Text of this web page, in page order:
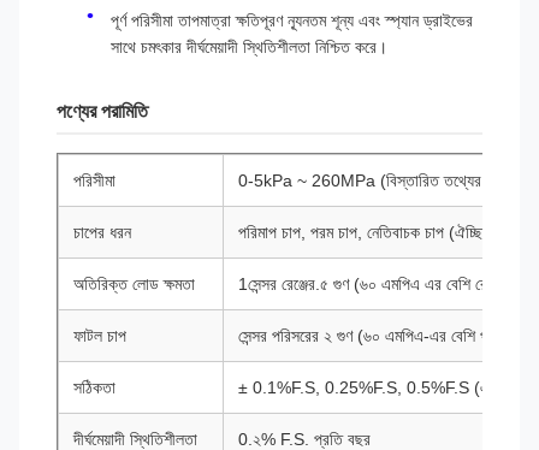
পূর্ণ পরিসীমা তাপমাত্রা ক্ষতিপূরণ ন্যূনতম শূন্য এবং স্প্যান ড্রাইভের
সাথে চমৎকার দীর্ঘমেয়াদী স্থিতিশীলতা নিশ্চিত করে।
পণ্যের পরামিতি
পরিসীমা 0-5kPa ~ 260MPa (বিস্তারিত তথ্যের জন্য
চাপের ধরন পরিমাপ চাপ, পরম চাপ, নেতিবাচক চাপ (ঐচ্ছিক)
অতিরিক্ত লোড ক্ষমতা 1সেন্সর রেঞ্জের.৫ গুণ (৬০ এমপিএ এর বেশি রেঞ্জের
ফাটল চাপ সেন্সর পরিসরের ২ গুণ (৬০ এমপিএ-এর বেশি
সঠিকতা ± 0.1%F.S, 0.25%F.S, 0.5%F.S (ঐচ্ছিক)
দীর্ঘমেয়াদী স্থিতিশীলতা 0.২% F.S. প্রতি বছর